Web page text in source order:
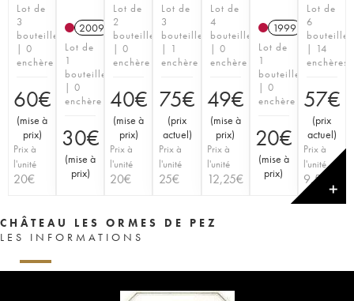
Lot de
3
bouteilles
| 0
enchère
60€
(mise à
prix)
Prix à
l'unité
20€
2009
Lot de
1
bouteille
| 0
enchère
30€
(mise à
prix)
Lot de
2
bouteilles
| 0
enchère
40€
(mise à
prix)
Prix à
l'unité
20€
Lot de
3
bouteilles
| 1
enchère
75€
(prix
actuel)
Prix à
l'unité
25€
Lot de
4
bouteilles
| 0
enchère
49€
(mise à
prix)
Prix à
l'unité
12,25€
1999
Lot de
1
bouteille
| 0
enchère
20€
(mise à
prix)
Lot de
6
bouteilles
| 14
enchères
57€
(prix
actuel)
Prix à
l'unité
9,50
✕
CHÂTEAU LES ORMES DE PEZ
LES INFORMATIONS